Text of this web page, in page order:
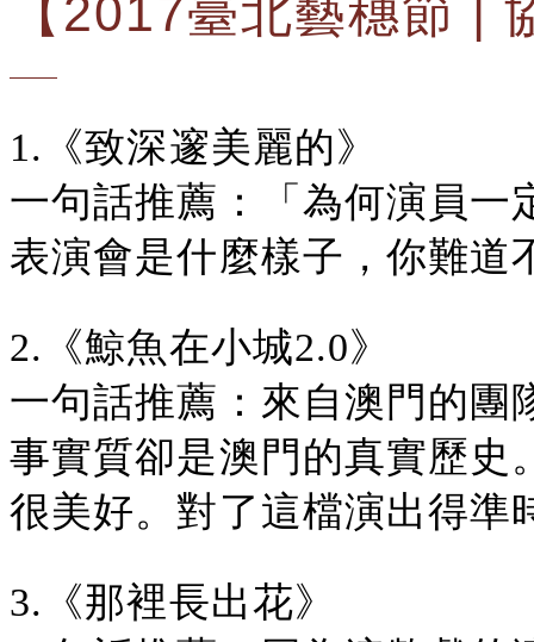
【2017臺北藝穗節 |
1.《致深邃美麗的》
一句話推薦：「為何演員一
表演會是什麼樣子，你難道
2.《鯨魚在小城2.0》
一句話推薦：來自澳門的團
事實質卻是澳門的真實歷史
很美好。對了這檔演出得準
3.《那裡長出花》